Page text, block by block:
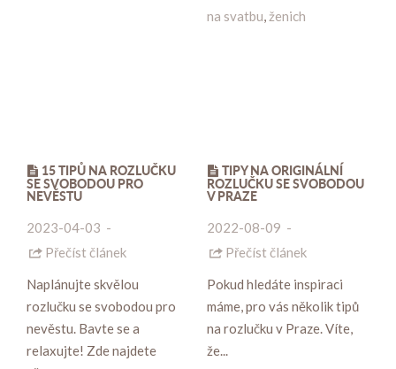
na svatbu ženich
15 TIPŮ NA ROZLUČKU
SE SVOBODOU PRO
NEVĚSTU
2023-04-03 -
Přečíst článek
Naplánujte skvělou
rozlučku se svobodou pro
nevěstu. Bavte se a
relaxujte! Zde najdete
TIPY NA ORIGINÁLNÍ
ROZLUČKU SE SVOBODOU
V PRAZE
2022-08-09 -
Přečíst článek
Pokud hledáte inspiraci
máme, pro vás několik tipů
na rozlučku v Praze. Víte,
že...